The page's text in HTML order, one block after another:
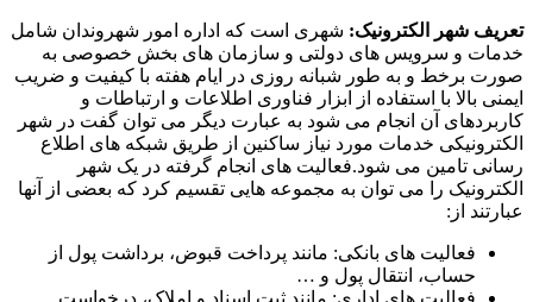
تعریف شهر الکترونیک: شهری است که اداره امور شهروندان شامل
خدمات و سرویس های دولتی و سازمان های بخش خصوصی به
صورت برخط و به طور شبانه روزی در ایام هفته با کیفیت و ضریب
ایمنی بالا با استفاده از ابزار فناوری اطلاعات و ارتباطات و
کاربردهای آن انجام می شود به عبارت دیگر می توان گفت در شهر
الکترونیکی خدمات مورد نیاز ساکنین از طریق شبکه های اطلاع
رسانی تامین می شود.فعالیت های انجام گرفته در یک شهر
الکترونیک را می توان به مجموعه هایی تقسیم کرد که بعضی از آنها
عبارتند از:
فعالیت های بانکی: مانند پرداخت قبوض، برداشت پول از
حساب، انتقال پول و …
فعالیت های اداری: مانند ثبت اسناد و املاک، درخواست